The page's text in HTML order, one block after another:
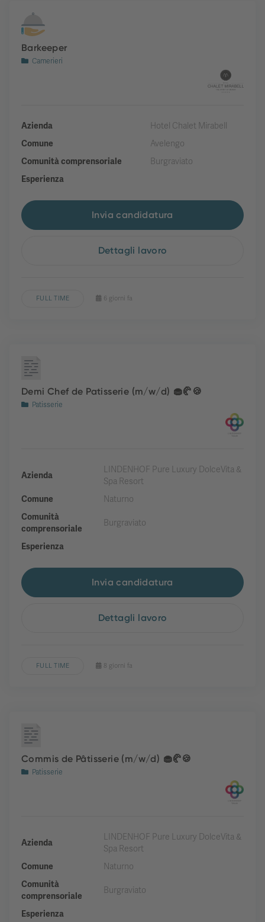
Barkeeper
Camerieri
Azienda
Hotel Chalet Mirabell
Comune
Avelengo
Comunità comprensoriale
Burgraviato
Esperienza
Invia candidatura
Dettagli lavoro
FULL TIME 6 giorni fa
Demi Chef de Patisserie (m/w/d) 🧁🥐🍪
Patisserie
Azienda
LINDENHOF Pure Luxury DolceVita &
Spa Resort
Comune
Naturno
Comunità
comprensoriale
Burgraviato
Esperienza
Invia candidatura
Dettagli lavoro
FULL TIME 8 giorni fa
Commis de Pâtisserie (m/w/d) 🧁🥐🍪
Patisserie
Azienda
LINDENHOF Pure Luxury DolceVita &
Spa Resort
Comune
Naturno
Comunità
comprensoriale
Burgraviato
Esperienza